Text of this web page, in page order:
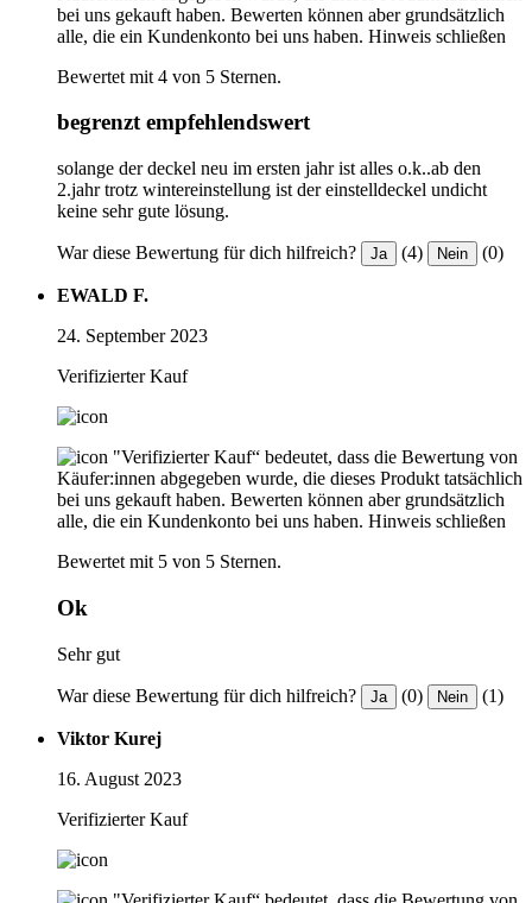
bei uns gekauft haben. Bewerten können aber grundsätzlich
alle, die ein Kundenkonto bei uns haben. Hinweis schließen
Bewertet mit 4 von 5 Sternen.
begrenzt empfehlendswert
solange der deckel neu im ersten jahr ist alles o.k..ab den
2.jahr trotz wintereinstellung ist der einstelldeckel undicht
keine sehr gute lösung.
War diese Bewertung für dich hilfreich? Ja (4) Nein (0)
EWALD F.
24. September 2023
Verifizierter Kauf
"Verifizierter Kauf“ bedeutet, dass die Bewertung von
Käufer:innen abgegeben wurde, die dieses Produkt tatsächlich
bei uns gekauft haben. Bewerten können aber grundsätzlich
alle, die ein Kundenkonto bei uns haben. Hinweis schließen
Bewertet mit 5 von 5 Sternen.
Ok
Sehr gut
War diese Bewertung für dich hilfreich? Ja (0) Nein (1)
Viktor Kurej
16. August 2023
Verifizierter Kauf